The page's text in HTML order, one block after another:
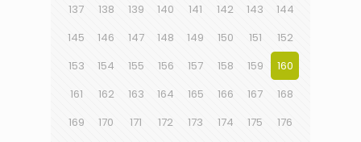
137
138 139 140 141 142 143
144
145
146 147 148 149 150 151
152
153
154 155 156 157 158 159
160
161
162 163 164 165 166 167
168
169
170 171 172 173 174 175
176